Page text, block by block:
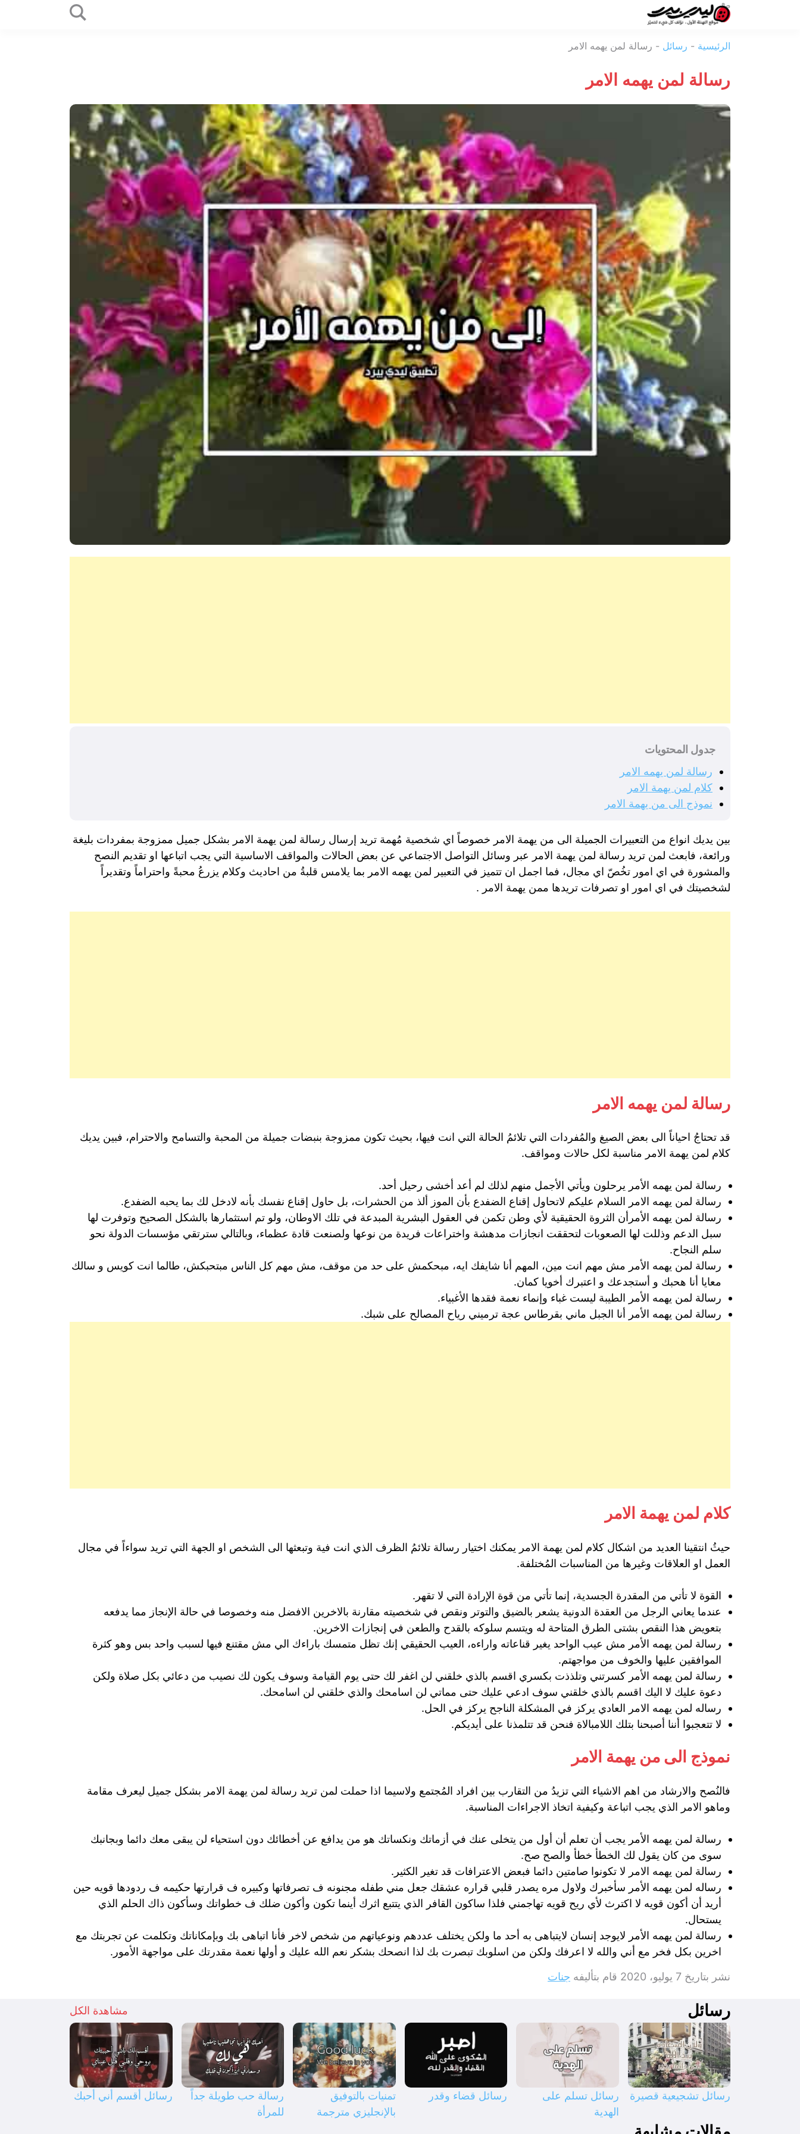
بيرد
الرئيسية - رسائل - رسالة لمن يهمه الامر
رسالة لمن يهمه الامر
جدول المحتويات
رسالة لمن يهمه الامر
كلام لمن يهمة الامر
نموذج الى من يهمة الامر
بين يديك انواع من التعبيرات الجميلة الى من يهمة الامر خصوصاً اي شخصية مُهمة تريد إرسال رسالة لمن يهمة الامر بشكل جميل ممزوجة بمفردات بليغة
ورائعة، فابعث لمن تريد رسالة لمن يهمة الامر عبر وسائل التواصل الاجتماعي عن بعض الحالات والمواقف الاساسية التي يجب اتباعها او تقديم النصح
والمشورة في اي امور تخُصّ اي مجال، فما اجمل ان تتميز في التعبير لمن يهمه الامر بما يلامس قلبةُ من احاديث وكلام يزرعُ محبةً واحتراماً وتقديراً
لشخصيتك في اي امور او تصرفات تريدها ممن يهمة الامر .
رسالة لمن يهمه الامر
قد تحتاجُ احياناً الى بعض الصيغ والمُفردات التي تلائمُ الحالة التي انت فيها، بحيث تكون ممزوجة بنبضات جميلة من المحبة والتسامح والاحترام، فبين يديك
كلام لمن يهمة الامر مناسبة لكل حالات ومواقف.
رسالة لمن يهمه الأمر يرحلون ويأتي الأجمل منهم لذلك لم أعد أخشى رحيل أحد.
رسالة لمن يهمه الامر السلام عليكم لاتحاول إقناع الضفدع بأن الموز ألذ من الحشرات، بل حاول إقناع نفسك بأنه لادخل لك بما يحبه الضفدع.
رسالة لمن يهمه الأمرأن الثروة الحقيقية لأي وطن تكمن في العقول البشرية المبدعة في تلك الاوطان، ولو تم استثمارها بالشكل الصحيح وتوفرت لها
سبل الدعم وذللت لها الصعوبات لتحققت انجازات مدهشة واختراعات فريدة من نوعها ولصنعت قادة عظماء، وبالتالي سترتقي مؤسسات الدولة نحو
سلم النجاح.
رسالة لمن يهمه الأمر مش مهم انت مين، المهم أنا شايفك ايه، مبحكمش على حد من موقف، مش مهم كل الناس مبتحبكش، طالما انت كويس و سالك
معايا أنا هحبك و أستجدعك و اعتبرك أخويا كمان.
رسالة لمن يهمه الأمر الطيبة ليست غباء وإنماء نعمة فقدها الأغبياء.
رسالة لمن يهمه الأمر أنا الجبل ماني بقرطاس عجة ترميني رياح المصالح على شبك.
كلام لمن يهمة الامر
حيثُ انتقينا العديد من اشكال كلام لمن يهمة الامر يمكنك اختيار رسالة تلائمُ الظرف الذي انت فية وتبعثها الى الشخص او الجهة التي تريد سواءاً في مجال
العمل او العلاقات وغيرها من المناسبات المُختلفة.
القوة لا تأتي من المقدرة الجسدية، إنما تأتي من قوة الإرادة التي لا تقهر.
عندما يعاني الرجل من العقدة الدونية يشعر بالضيق والتوتر ونقص في شخصيته مقارنة بالاخرين الافضل منه وخصوصا في حالة الإنجاز مما يدفعه
بتعويض هذا النقص بشتى الطرق المتاحة له ويتسم سلوكه بالقدح والطعن في إنجازات الاخرين.
رسالة لمن يهمه الأمر مش عيب الواحد يغير قناعاته واراءه، العيب الحقيقي إنك تظل متمسك باراءك الي مش مقتنع فيها لسبب واحد بس وهو كثرة
الموافقين عليها والخوف من مواجهتم.
رسالة لمن يهمه الأمر كسرتني وتلذذت بكسري اقسم بالذي خلقني لن اغفر لك حتى يوم القيامة وسوف يكون لك نصيب من دعائي بكل صلاة ولكن
دعوة عليك لا اليك اقسم بالذي خلقني سوف ادعي عليك حتى مماتي لن اسامحك والذي خلقني لن اسامحك.
رساله لمن يهمه الامر العادي يركز في المشكلة الناجح يركز في الحل.
لا تتعجبوا أننا أصبحنا بتلك اللامبالاة فنحن قد تتلمذنا على أيديكم.
نموذج الى من يهمة الامر
فالنُصح والارشاد من اهم الاشياء التي تزيدُ من التقارب بين افراد المُجتمع ولاسيما اذا حملت لمن تريد رسالة لمن يهمة الامر بشكل جميل ليعرف مقامة
وماهو الامر الذي يجب اتباعة وكيفية اتخاذ الاجراءات المناسبة.
رسالة لمن يهمه الأمر يجب أن تعلم أن أول من يتخلى عنك في أزماتك ونكساتك هو من يدافع عن أخطائك دون استحياء لن يبقى معك دائما وبجانبك
سوى من كان يقول لك الخطأ خطأ والصح صح.
رسالة لمن يهمه الامر لا تكونوا صامتين دائما فبعض الاعترافات قد تغير الكثير.
رساله لمن يهمه الأمر سأخبرك ولاول مره يصدر قلبي قراره عشقك جعل مني طفله مجنونه ف تصرفاتها وكبيره ف قرارتها حكيمه ف ردودها قويه حين
أريد أن أكون قويه لا اكترث لأي ريح قويه تهاجمني فلذا ساكون القافر الذي يتتبع اثرك أينما تكون وأكون ضلك ف خطواتك وسأكون ذاك الحلم الذي
يستحال.
رسالة لمن يهمه الأمر لايوجد إنسان لايتباهى به أحد ما ولكن يختلف عددهم ونوعياتهم من شخص لاخر فأنا اتباهى بك وبإمكاناتك وتكلمت عن تجربتك مع
اخرين بكل فخر مع أني والله لا اعرفك ولكن من اسلوبك تبصرت بك لذا انصحك بشكر نعم الله عليك و أولها نعمة مقدرتك على مواجهة الأمور.
نشر بتاريخ 7 يوليو، 2020 قام بتأليفه جنات
رسائل مشاهدة الكل
رسائل تشجيعية قصيرة
رسائل تسلم على
الهدية
رسائل قضاء وقدر
تمنيات بالتوفيق
بالإنجليزي مترجمة
رسالة حب طويلة جداً
للمرأة
رسائل أقسم أني أحبك